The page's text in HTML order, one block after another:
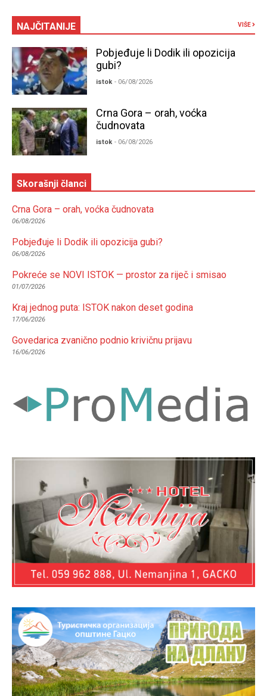
NAJČITANIJE VIŠE
Pobjeđuje li Dodik ili opozicija
gubi?
istok - 06/08/2026
Crna Gora – orah, voćka
čudnovata
istok - 06/08/2026
Skorašnji članci
Crna Gora – orah, voćka čudnovata
06/08/2026
Pobjeđuje li Dodik ili opozicija gubi?
06/08/2026
Pokreće se NOVI ISTOK — prostor za riječ i smisao
01/07/2026
Kraj jednog puta: ISTOK nakon deset godina
17/06/2026
Govedarica zvanično podnio krivičnu prijavu
16/06/2026